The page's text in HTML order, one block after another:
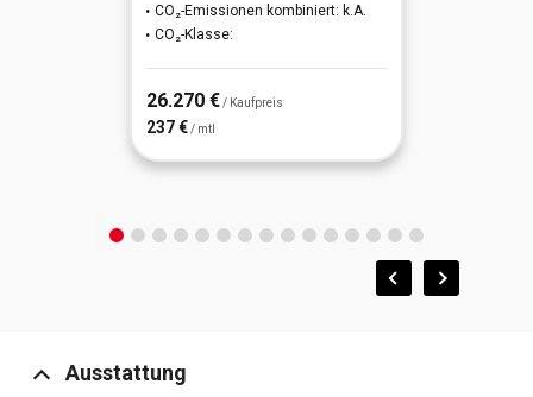
CO₂-Emissionen kombiniert: k.A.
CO₂-Klasse:
26.270 € / Kaufpreis
237 € / mtl
Ausstattung